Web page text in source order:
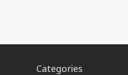
Categories